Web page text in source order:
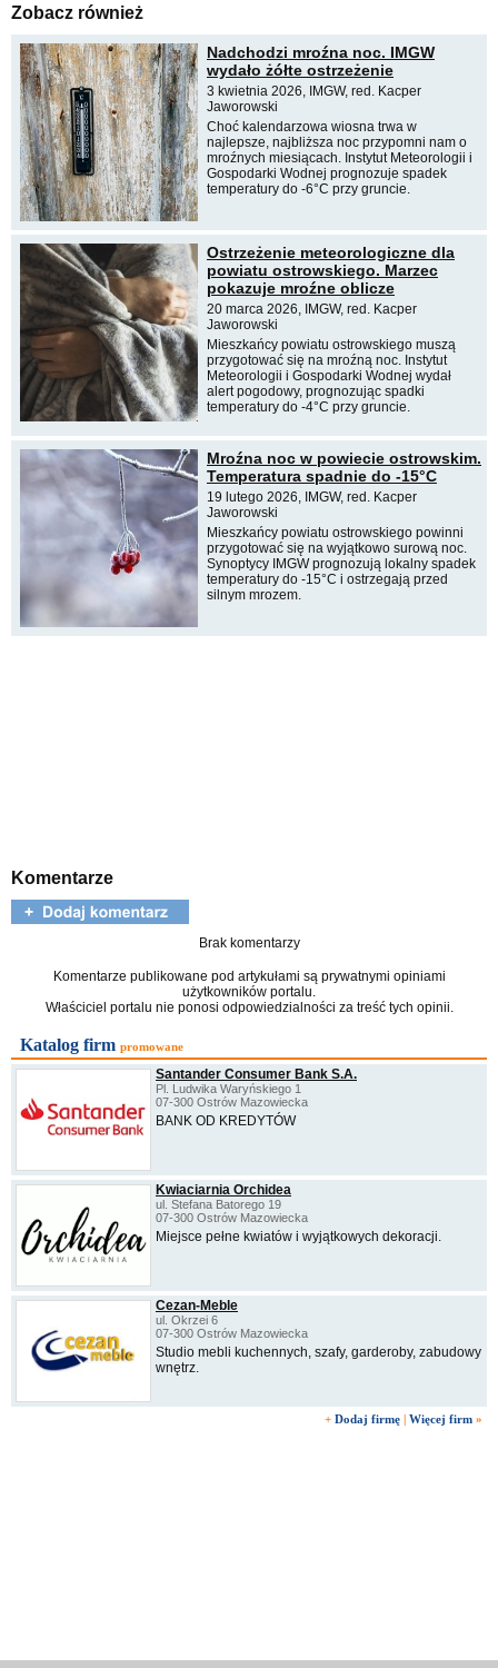
Zobacz również
Nadchodzi mroźna noc. IMGW
wydało żółte ostrzeżenie
3 kwietnia 2026, IMGW, red. Kacper
Jaworowski
Choć kalendarzowa wiosna trwa w
najlepsze, najbliższa noc przypomni nam o
mroźnych miesiącach. Instytut Meteorologii i
Gospodarki Wodnej prognozuje spadek
temperatury do -6°C przy gruncie.
Ostrzeżenie meteorologiczne dla
powiatu ostrowskiego. Marzec
pokazuje mroźne oblicze
20 marca 2026, IMGW, red. Kacper
Jaworowski
Mieszkańcy powiatu ostrowskiego muszą
przygotować się na mroźną noc. Instytut
Meteorologii i Gospodarki Wodnej wydał
alert pogodowy, prognozując spadki
temperatury do -4°C przy gruncie.
Mroźna noc w powiecie ostrowskim.
Temperatura spadnie do -15°C
19 lutego 2026, IMGW, red. Kacper
Jaworowski
Mieszkańcy powiatu ostrowskiego powinni
przygotować się na wyjątkowo surową noc.
Synoptycy IMGW prognozują lokalny spadek
temperatury do -15°C i ostrzegają przed
silnym mrozem.
Komentarze
Brak komentarzy
Komentarze publikowane pod artykułami są prywatnymi opiniami
użytkowników portalu.
Właściciel portalu nie ponosi odpowiedzialności za treść tych opinii.
Katalog firm promowane
Santander Consumer Bank S.A.
Pl. Ludwika Waryńskiego 1
07-300 Ostrów Mazowiecka
BANK OD KREDYTÓW
Kwiaciarnia Orchidea
ul. Stefana Batorego 19
07-300 Ostrów Mazowiecka
Miejsce pełne kwiatów i wyjątkowych dekoracji.
Cezan-Meble
ul. Okrzei 6
07-300 Ostrów Mazowiecka
Studio mebli kuchennych, szafy, garderoby, zabudowy
wnętrz.
+ Dodaj firmę Więcej firm »